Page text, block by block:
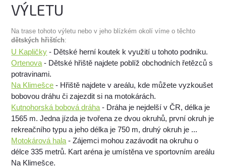
VÝLETU
Na trase tohoto výletu nebo v jeho blízkém okolí víme o těchto
dětských hřištích:
U Kapličky - Dětské herní koutek k využití u tohoto podniku.
Ortenova - Dětské hřiště najdete poblíž obchodních řetězců s
potravinami.
Na Klimešce - Hřiště najdete v areálu, kde můžete vyzkoušet
bobovou dráhu či zajezdit si na motokárách.
Kutnohorská bobová dráha - Dráha je nejdelší v ČR, délka je
1565 m. Jedna jízda je tvořena ze dvou okruhů, první okruh je
rekreačního typu a jeho délka je 750 m, druhý okruh je ...
Motokárová hala - Zájemci mohou zazávodit na okruhu o
délce 335 metrů. Kart aréna je umístěna ve sportovním areálu
Na Klimešce.